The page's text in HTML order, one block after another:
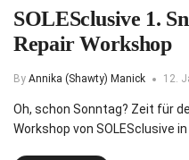
SOLESclusive 1.
Repair Workshop
By Annika (Shawty) Manick 12.
Oh, schon Sonntag? Zeit für
Workshop von SOLESclusive